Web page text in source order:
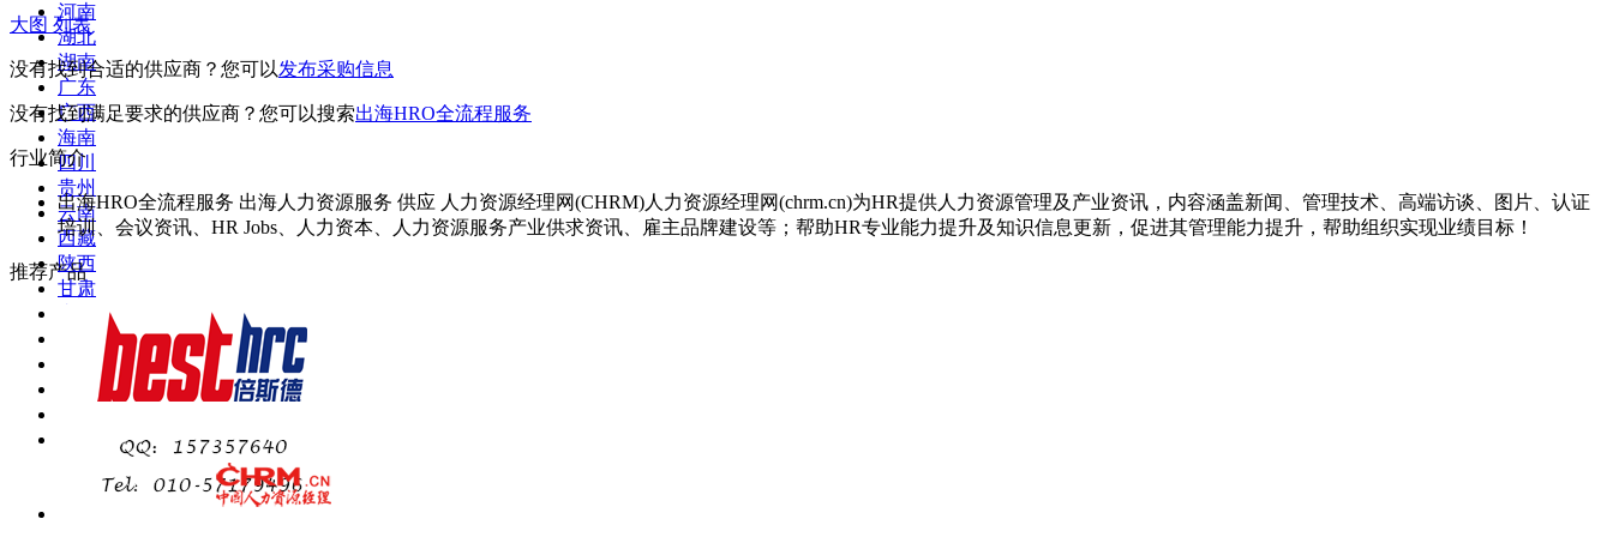
河南
湖北
湖南
广东
广西
海南
四川
贵州
云南
西藏
陕西
甘肃
大图 列表
没有找到合适的供应商？您可以发布采购信息
没有找到满足要求的供应商？您可以搜索出海HRO全流程服务
行业简介
出海HRO全流程服务 出海人力资源服务 供应 人力资源经理网(CHRM)人力资源经理网(chrm.cn)为HR提供人力资源管理及产业资讯，内容涵盖新闻、管理技术、高端访谈、图片、认证
培训、会议资讯、HR Jobs、人力资本、人力资源服务产业供求资讯、雇主品牌建设等；帮助HR专业能力提升及知识信息更新，促进其管理能力提升，帮助组织实现业绩目标！
推荐产品